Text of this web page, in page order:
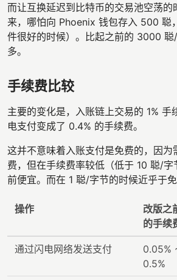
而让互换延迟到比特币的交易池空荡的
来，哪怕向 Phoenix 钱包存入 500 聪
件很好的时候）。比起之前的 3000 聪
多。
手续费比较
主要的变化是，入账链上交易的 1% 手
电支付变成了 0.4% 的手续费。
这并不意味着入账支付是免费的，因为
费，但在手续费率较低（低于 10 聪/
前便宜。而在 1 聪/字节的时候近乎于免
操作
改版之
的手续
通过闪电网络发送支付
0.05%
0.5%